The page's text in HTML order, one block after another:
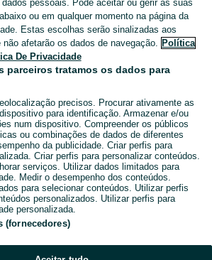
Navegue pelos últimos anúncios de Fogões, Fornos e Placas em São Sebastião no OLX Portugal. Compre e venda produtos locais com facilidade e segurança. Mostrar
pessoais. Pode aceitar ou gerir as suas
ou em qualquer momento na página da
Estas escolhas serão sinalizadas aos
afetarão os dados de navegação. Política
De Privacidade
parceiros tratamos os dados para
precisos. Procurar ativamente as
para identificação. Armazenar e/ou
num dispositivo. Compreender os públicos
ou combinações de dados de diferentes
da publicidade. Criar perfis para
Criar perfis para personalizar conteúdos.
serviços. Utilizar dados limitados para
Medir o desempenho dos conteúdos.
para selecionar conteúdos. Utilizar perfis
personalizados. Utilizar perfis para
personalizada.
(fornecedores)